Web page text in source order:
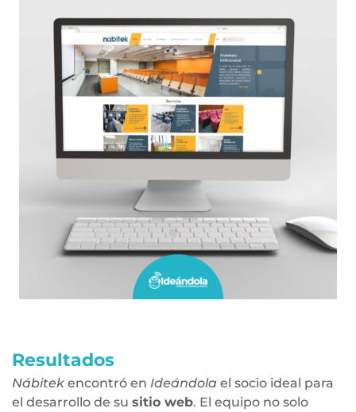
Resultados
Nábitek encontró en Ideándola el socio ideal para
el desarrollo de su sitio web. El equipo no solo